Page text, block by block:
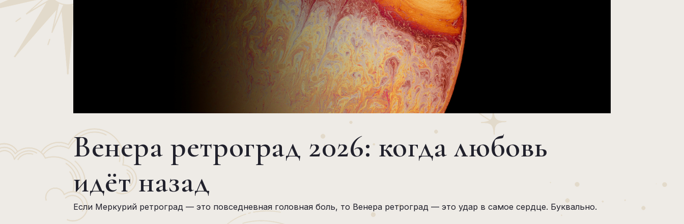
Венера ретроград 2026: когда любовь
идёт назад
Если Меркурий ретроград — это повседневная головная боль, то Венера ретроград — это удар в самое сердце. Буквально.